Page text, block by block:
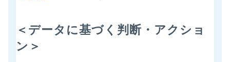
＜ データに基づく判断・アクショ
ン ＞